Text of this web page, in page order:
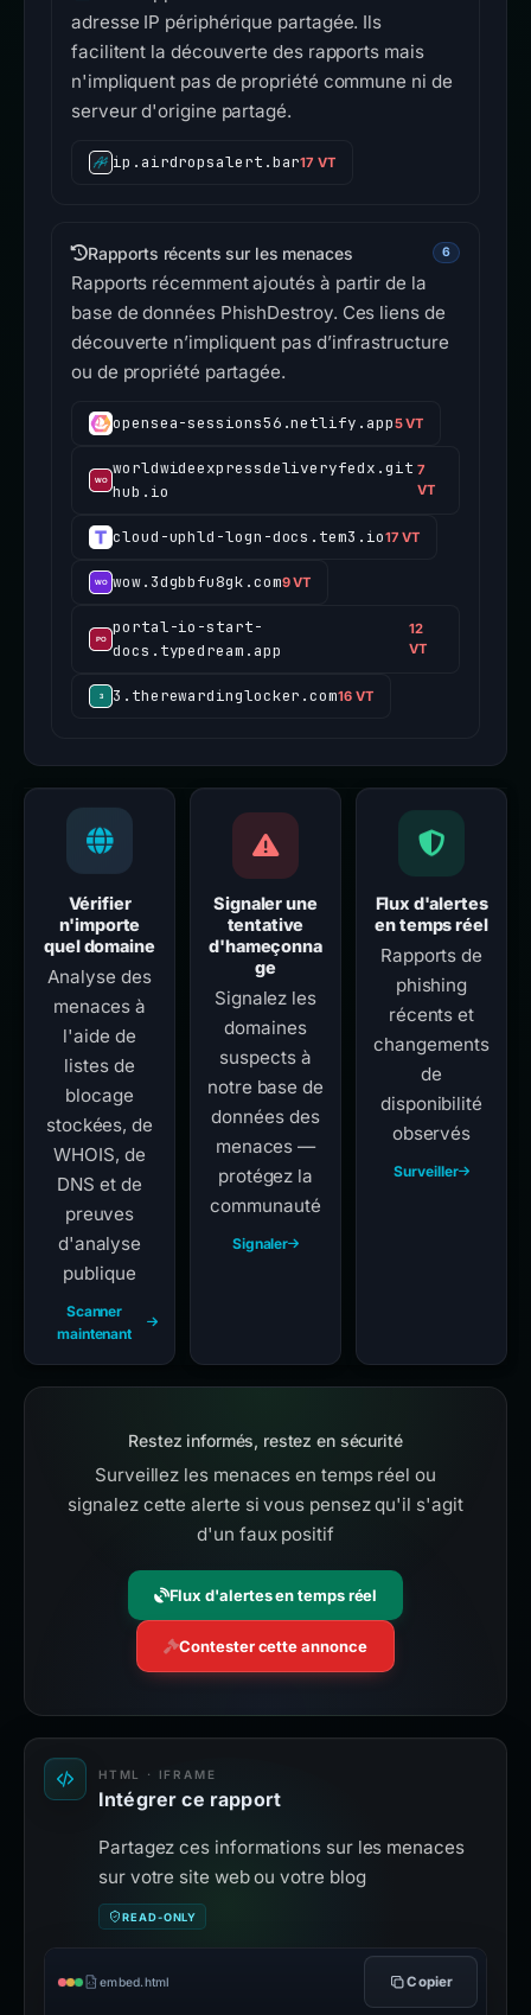
adresse IP périphérique partagée. Ils
facilitent la découverte des rapports mais
n'impliquent pas de propriété commune ni de
serveur d'origine partagé.
ip.airdropsalert.bar17 VT
Rapports récents sur les menaces 6
Rapports récemment ajoutés à partir de la
base de données PhishDestroy. Ces liens de
découverte n’impliquent pas d’infrastructure
ou de propriété partagée.
opensea-sessions56.netlify.app5 VT
worldwideexpressdeliveryfedx.git
hub.io
7
VT
cloud-uphld-logn-docs.tem3.io17 VT
wow.3dgbbfu8gk.com9 VT
portal-io-start-
docs.typedream.app
12
VT
3.therewardinglocker.com16 VT
Vérifier
n'importe
quel domaine
Analyse des
menaces à
l'aide de
listes de
blocage
stockées, de
WHOIS, de
DNS et de
preuves
d'analyse
publique
Scanner
maintenant
Signaler une
tentative
d'hameçonna
ge
Signalez les
domaines
suspects à
notre base de
données des
menaces —
protégez la
communauté
Signaler
Flux d'alertes
en temps réel
Rapports de
phishing
récents et
changements
de
disponibilité
observés
Surveiller
Restez informés, restez en sécurité
Surveillez les menaces en temps réel ou
signalez cette alerte si vous pensez qu'il s'agit
d'un faux positif
Flux d'alertes en temps réel
Contester cette annonce
HTML · IFRAME
Intégrer ce rapport
Partagez ces informations sur les menaces
sur votre site web ou votre blog
READ-ONLY
embed.html Copier